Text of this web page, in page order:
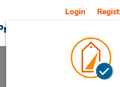
Veículos
Login